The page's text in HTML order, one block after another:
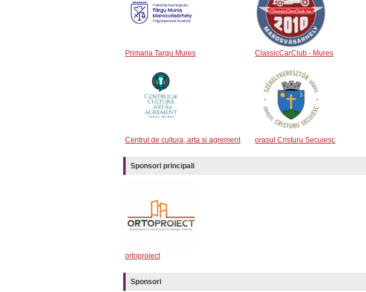
Primaria Targu Mures ClassicCarClub - Mures
Centrul de cultura, arta si agrement orasul Cristuru Secuiesc
Sponsori principali
ortoproiect
Sponsori